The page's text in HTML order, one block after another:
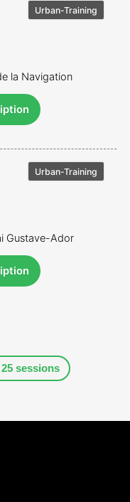
Urban-Training
la Navigation
Urban-Training
Gustave-Ador
sessions